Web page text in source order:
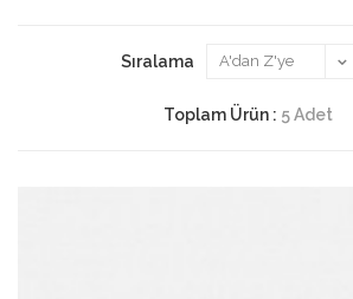
Sıralama
Toplam Ürün : 5 Adet